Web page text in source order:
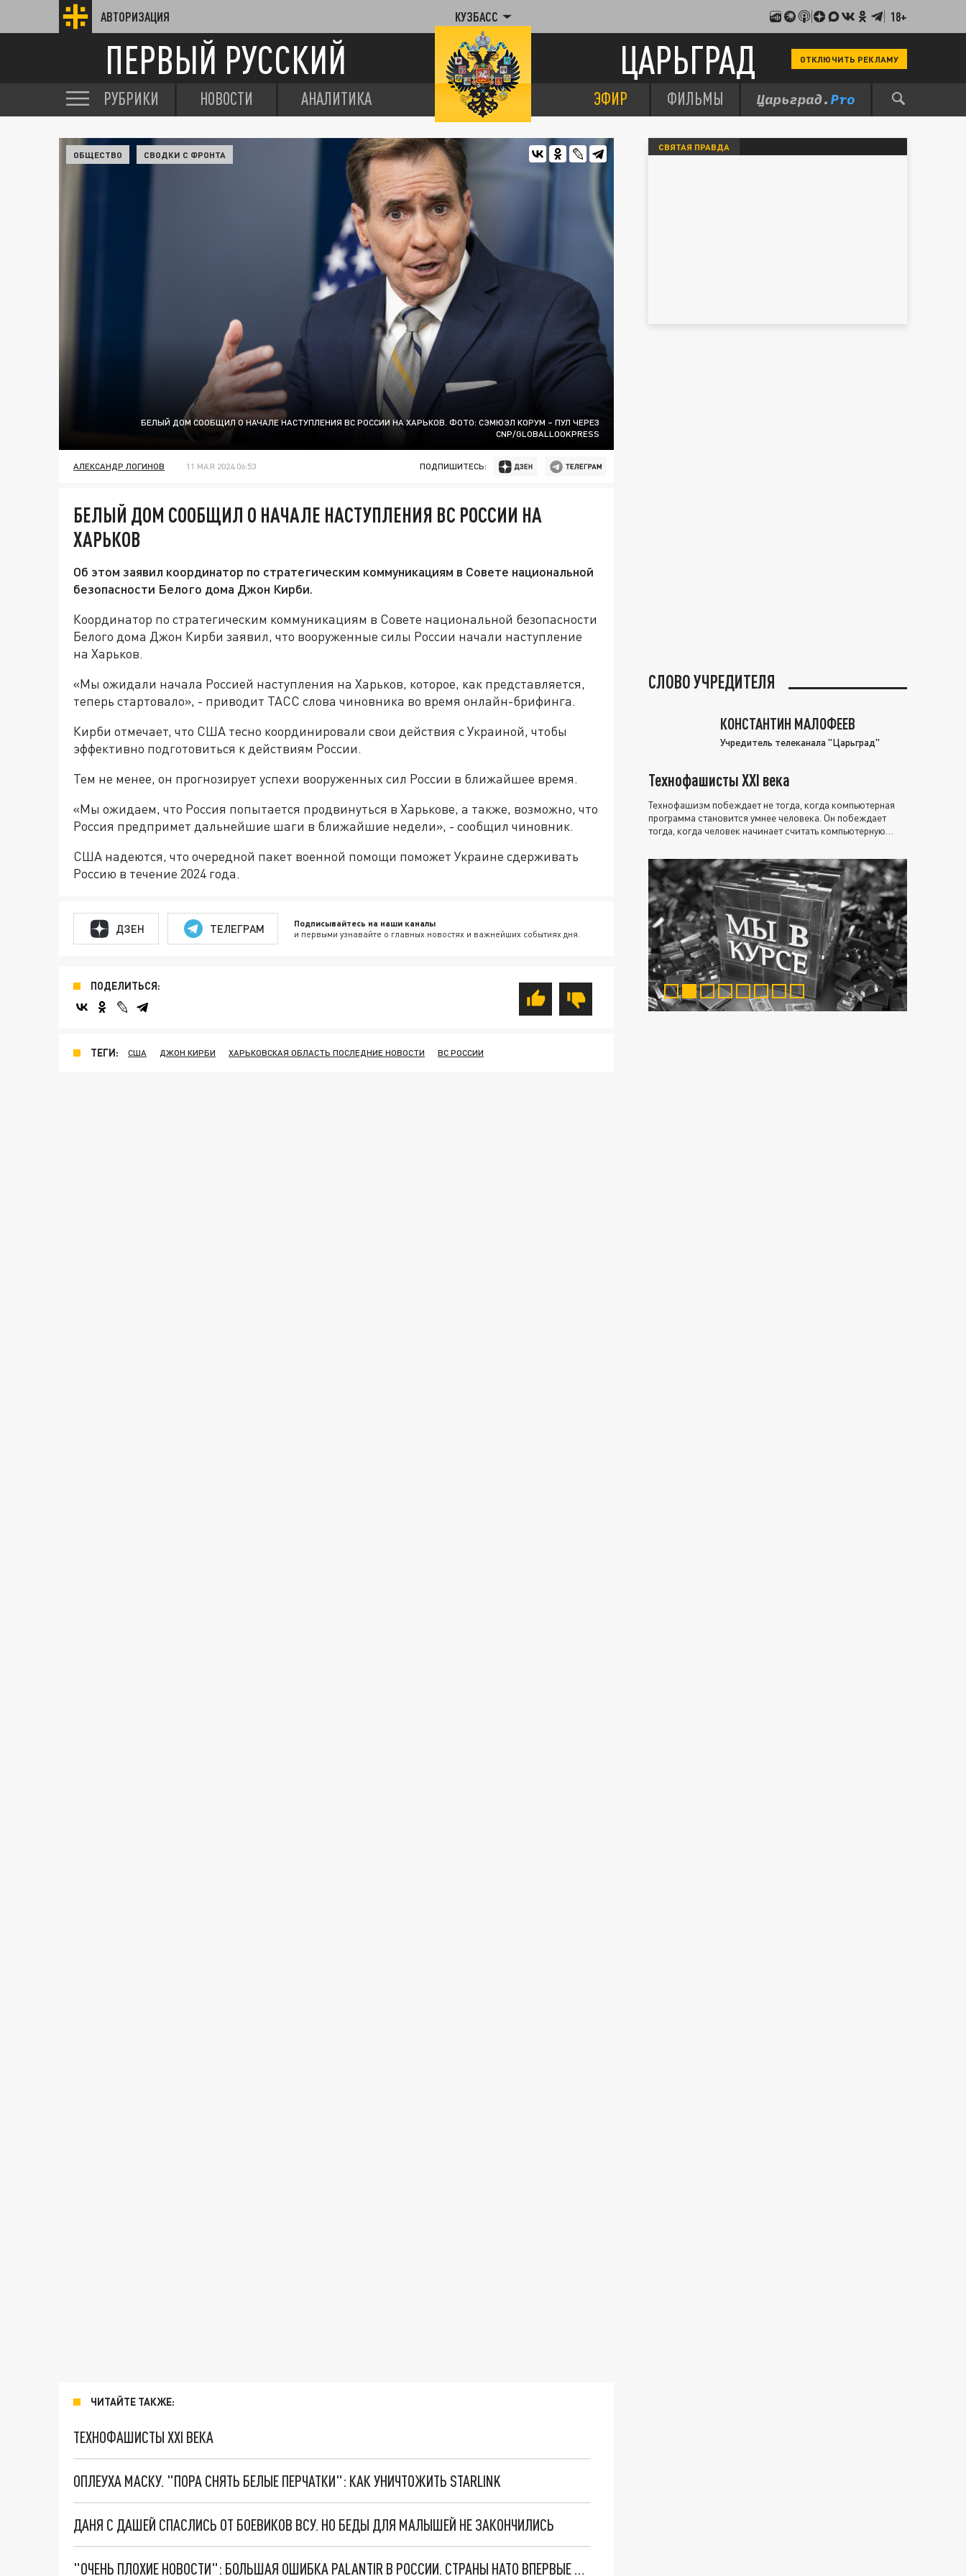
АВТОРИЗАЦИЯ КУЗБАСС 18+
ПЕРВЫЙ РУССКИЙ ЦАРЬГРАД ОТКЛЮЧИТЬ РЕКЛАМУ
РУБРИКИ НОВОСТИ АНАЛИТИКА ЭФИР ФИЛЬМЫ
БЕЛЫЙ ДОМ СООБЩИЛ О НАЧАЛЕ НАСТУПЛЕНИЯ ВС РОССИИ НА ХАРЬКОВ. ФОТО: СЭМЮЭЛ КОРУМ – ПУЛ ЧЕРЕЗ
CNP/GLOBALLOOKPRESS
ОБЩЕСТВО СВОДКИ С ФРОНТА
АЛЕКСАНДР ЛОГИНОВ 11 МАЯ 2024 06:53 ПОДПИШИТЕСЬ:
БЕЛЫЙ ДОМ СООБЩИЛ О НАЧАЛЕ НАСТУПЛЕНИЯ ВС РОССИИ НА
ХАРЬКОВ
Об этом заявил координатор по стратегическим коммуникациям в Совете национальной
безопасности Белого дома Джон Кирби.
Координатор по стратегическим коммуникациям в Совете национальной безопасности
Белого дома Джон Кирби заявил, что вооруженные силы России начали наступление
на Харьков.
«Мы ожидали начала Россией наступления на Харьков, которое, как представляется,
теперь стартовало», - приводит ТАСС слова чиновника во время онлайн-брифинга.
Кирби отмечает, что США тесно координировали свои действия с Украиной, чтобы
эффективно подготовиться к действиям России.
Тем не менее, он прогнозирует успехи вооруженных сил России в ближайшее время.
«Мы ожидаем, что Россия попытается продвинуться в Харькове, а также, возможно, что
Россия предпримет дальнейшие шаги в ближайшие недели», - сообщил чиновник.
США надеются, что очередной пакет военной помощи поможет Украине сдерживать
Россию в течение 2024 года.
ДЗЕН ТЕЛЕГРАМ Подписывайтесь на наши каналы
и первыми узнавайте о главных новостях и важнейших событиях дня.
ПОДЕЛИТЬСЯ:
ТЕГИ: США ДЖОН КИРБИ ХАРЬКОВСКАЯ ОБЛАСТЬ ПОСЛЕДНИЕ НОВОСТИ ВС РОССИИ
ЧИТАЙТЕ ТАКЖЕ:
ТЕХНОФАШИСТЫ XXI ВЕКА
ОПЛЕУХА МАСКУ. "ПОРА СНЯТЬ БЕЛЫЕ ПЕРЧАТКИ": КАК УНИЧТОЖИТЬ STARLINK
ДАНЯ С ДАШЕЙ СПАСЛИСЬ ОТ БОЕВИКОВ ВСУ. НО БЕДЫ ДЛЯ МАЛЫШЕЙ НЕ ЗАКОНЧИЛИСЬ
"ОЧЕНЬ ПЛОХИЕ НОВОСТИ": БОЛЬШАЯ ОШИБКА PALANTIR В РОССИИ. СТРАНЫ НАТО ВПЕРВЫЕ ЗА СВО ОСТАНОВИЛИ ПОСТАВКИ ОРУЖИЯ. ВСУ ТЕРЯЮТ ПРИГРАНИЧЬЕ?
СВЯТАЯ ПРАВДА
СЛОВО УЧРЕДИТЕЛЯ
КОНСТАНТИН МАЛОФЕЕВ
Учредитель телеканала "Царьград"
Технофашисты XXI века
Технофашизм побеждает не тогда, когда компьютерная
программа становится умнее человека. Он побеждает
тогда, когда человек начинает считать компьютерную